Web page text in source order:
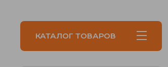
КАТАЛОГ ТОВАРОВ